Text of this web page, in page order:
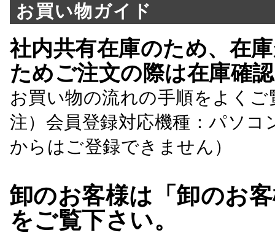
お買い物ガイド
社内共有在庫のため、在
ためご注文の際は在庫確
お買い物の流れの手順をよくご
注）会員登録対応機種：パソ
からはご登録できません）
卸のお客様は「卸のお
をご覧下さい。